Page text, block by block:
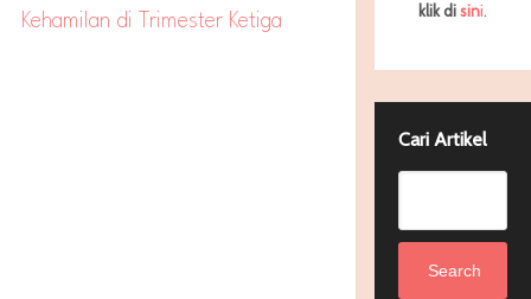
klik disini
Cari Artikel
Search